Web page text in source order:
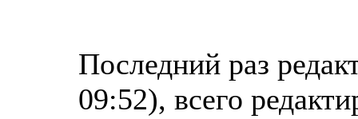
Последний раз
09:52), всего